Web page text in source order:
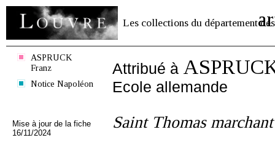
Les collections du département des
ASPRUCK
Franz
Notice Napoléon
Mise à jour de la fiche
16/11/2024
Attribué à
Ecole allemande
Saint Thomas